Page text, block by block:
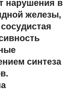
нарушения в
железы,
синтеза